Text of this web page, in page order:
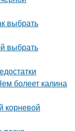
выбрать
выбрать
болеет калина
корневой